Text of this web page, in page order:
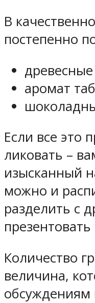
В
постепенно
аромат
Если все это
ликовать –
изысканный
можно и
разделить с
Количество
величина,
обсуждениям